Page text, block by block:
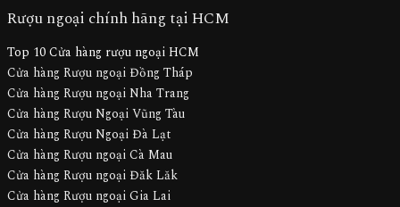
Rượu ngoại chính hãng tại HCM
Top 10 Cửa hàng rượu ngoại HCM
Cửa hàng Rượu ngoại Đồng Tháp
Cửa hàng Rượu ngoại Nha Trang
Cửa hàng Rượu Ngoại Vũng Tàu
Cửa hàng Rượu Ngoại Đà Lạt
Cửa hàng Rượu ngoại Cà Mau
Cửa hàng Rượu ngoại Đăk Lăk
Cửa hàng Rượu ngoại Gia Lai